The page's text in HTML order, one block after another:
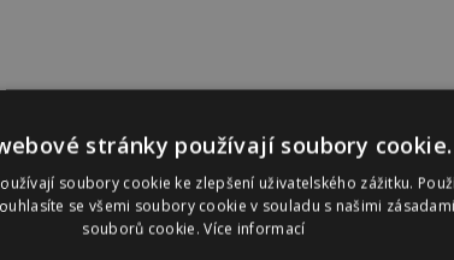
stránky používají soubory cookie.
soubory cookie ke zlepšení uživatelského zážitku.
se všemi soubory cookie v souladu s našimi
souborů cookie.Více informací